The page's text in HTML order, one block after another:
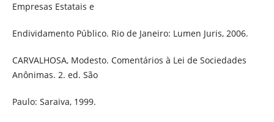
Empresas Estatais e
Endividamento Público. Rio de Janeiro: Lumen Juris, 2006.
CARVALHOSA, Modesto. Comentários à Lei de Sociedades
Anônimas. 2. ed. São
Paulo: Saraiva, 1999.